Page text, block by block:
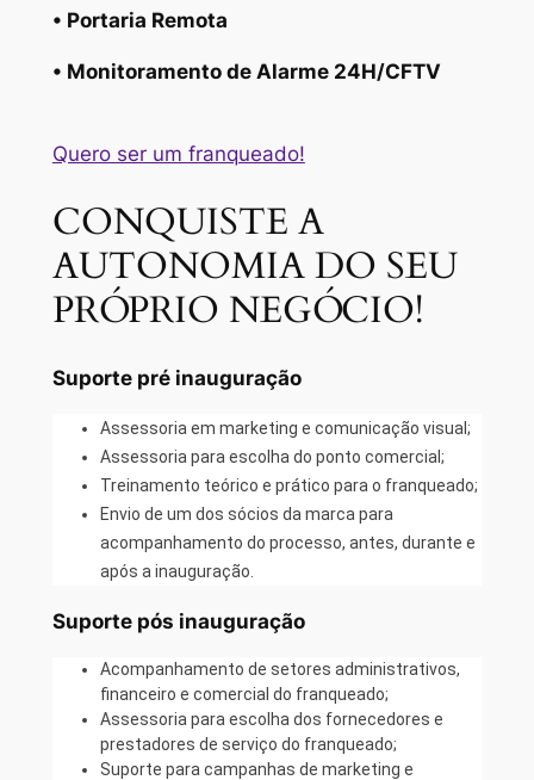
• Portaria Remota
• Monitoramento de Alarme 24H/CFTV
Quero ser um franqueado!
CONQUISTE A
AUTONOMIA DO SEU
PRÓPRIO NEGÓCIO!
Suporte pré inauguração
Assessoria em marketing e comunicação visual;
Assessoria para escolha do ponto comercial;
Treinamento teórico e prático para o franqueado;
Envio de um dos sócios da marca para
acompanhamento do processo, antes, durante e
após a inauguração.
Suporte pós inauguração
Acompanhamento de setores administrativos,
financeiro e comercial do franqueado;
Assessoria para escolha dos fornecedores e
prestadores de serviço do franqueado;
Suporte para campanhas de marketing e